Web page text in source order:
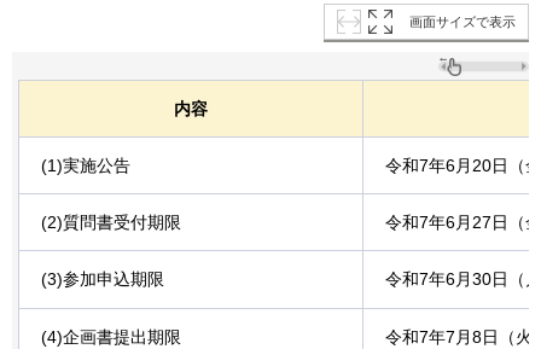
画面サイズで表示
内容
(1)実施公告 令和7年6月20日（
(2)質問書受付期限 令和7年6月27日（
(3)参加申込期限 令和7年6月30日（
(4)企画書提出期限 令和7年7月8日（火